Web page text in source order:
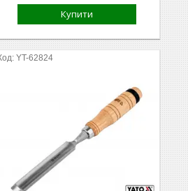
Купити
YT-62824